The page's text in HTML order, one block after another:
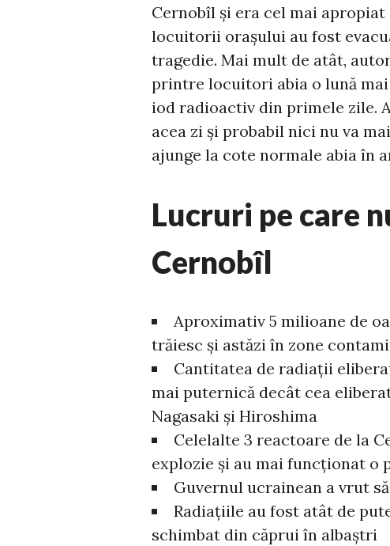
Cernobîl și era cel mai
locuitorii orașului au fost
tragedie. Mai mult de atât,
printre locuitori abia o lună
iod radioactiv din primele zile.
acea zi și probabil nici nu va
ajunge la cote normale abia în
Lucruri pe care
Cernobîl
Aproximativ 5 milioane de
trăiesc și astăzi în zone
Cantitatea de radiații
mai puternică decât cea
Nagasaki și Hiroshima
Celelalte 3 reactoare de la
explozie și au mai funcționat o
Guvernul ucrainean a vrut
Radiațiile au fost atât de
schimbat din căprui în albaștri